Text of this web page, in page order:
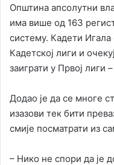
Општина апсолутни
има више од 163
систему. Кадети Игала
Кадетској лиги и
заиграти у Првој лиги
Додао је да се многе
изазови тек бити
смије посматрати из
– Нико не спори да је